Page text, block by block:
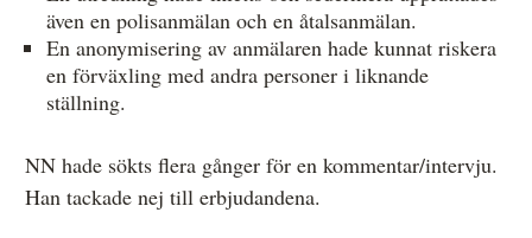
även en polisanmälan och en åtalsanmälan.
En anonymisering av anmälaren hade kunnat riskera
en förväxling med andra personer i liknande
ställning.
NN hade sökts flera gånger för en kommentar/intervju.
Han tackade nej till erbjudandena.